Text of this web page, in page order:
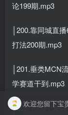
论199期.mp3
│200.靠同城直
打法200期.mp3
│201.垂类MCN
学赛道干到.mp3
│202.1000个矩
欢迎您留下宝